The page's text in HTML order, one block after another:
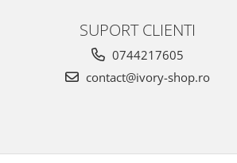
SUPORT CLIENTI
0744217605
contact@ivory-shop.ro